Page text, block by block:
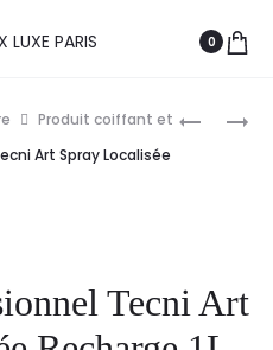
0
L’ORÉAL
150ML
Produit coiffant et
Art Spray Localisée
Tecni Art